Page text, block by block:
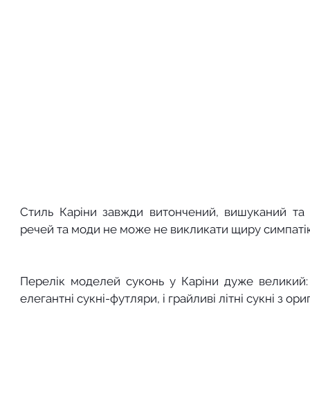
Стиль Каріни завжди витончений, вишуканий
речей та моди не може не викликати щиру
Перелік моделей суконь у Каріни дуже великий:
елегантні сукні-футляри, і грайливі літні сукні з